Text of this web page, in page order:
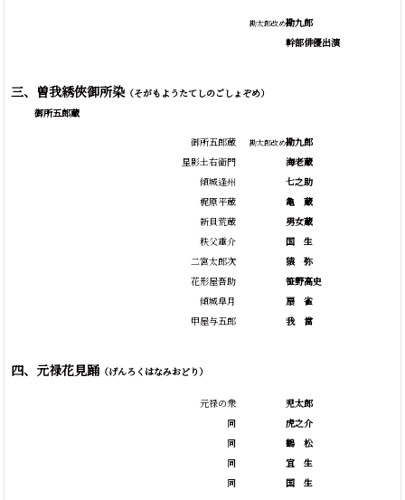
勘太郎改め勘九郎
幹部俳優出演
三、曽我綉俠御所染（そがもようたてしのごしょぞめ）
御所五郎蔵
御所五郎蔵
星影土右衛門
傾城逢州
梶原平蔵
新貝荒蔵
秩父重介
二宮太郎次
花形屋吾助
傾城皐月
甲屋与五郎
勘太郎改め勘九郎
海老蔵
七之助
亀
蔵
男女蔵
国
生
猿
弥
笹野高史
扇
雀
我
當
四、元禄花見踊（げんろくはなみおどり）
元禄の衆
同
同
同
同
児太郎
虎之介
鶴
松
宜
生
国
生